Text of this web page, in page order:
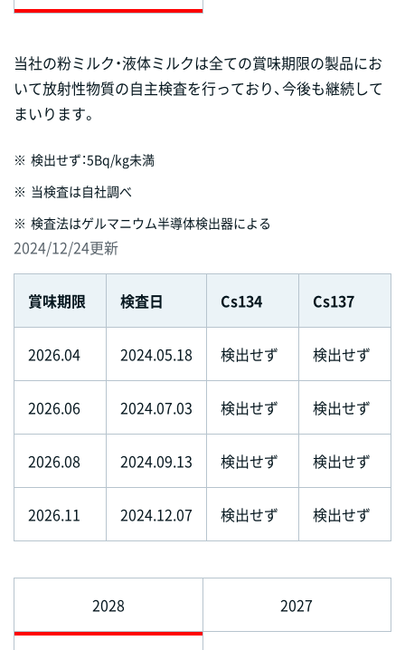
当社の粉ミルク・液体ミルクは全ての賞味期限の製品にお
いて放射性物質の自主検査を行っており、今後も継続して
まいります。
※ 検出せず：5Bq/kg未満
※ 当検査は自社調べ
※ 検査法はゲルマニウム半導体検出器による
2024/12/24更新
賞味期限 検査日 Cs134 Cs137
2026.04 2024.05.18 検出せず 検出せず
2026.06 2024.07.03 検出せず 検出せず
2026.08 2024.09.13 検出せず 検出せず
2026.11 2024.12.07 検出せず 検出せず
2028 2027